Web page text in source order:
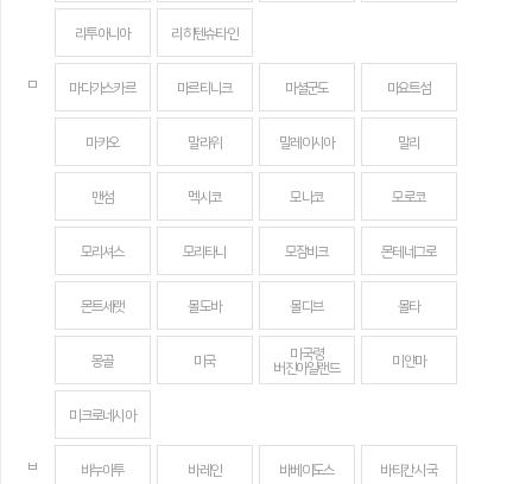
리투아니아 리히텐슈타인
ㅁ 마다가스카르 마르티니크 마셜군도 마요트섬
마카오 말라위 말레이시아 말리
맨섬 멕시코 모나코 모로코
모리셔스 모리타니 모잠비크 몬테네그로
몬트세랫 몰도바 몰디브 몰타
몽골 미국
미국령
버진아일랜드
미얀마
미크로네시아
ㅂ 바누아투 바레인 바베이도스 바티칸 시국